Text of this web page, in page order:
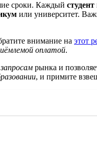
сроки. Каждый студент
или университет.
внимание на этот
оплатой.
запросам рынка и
, и примите